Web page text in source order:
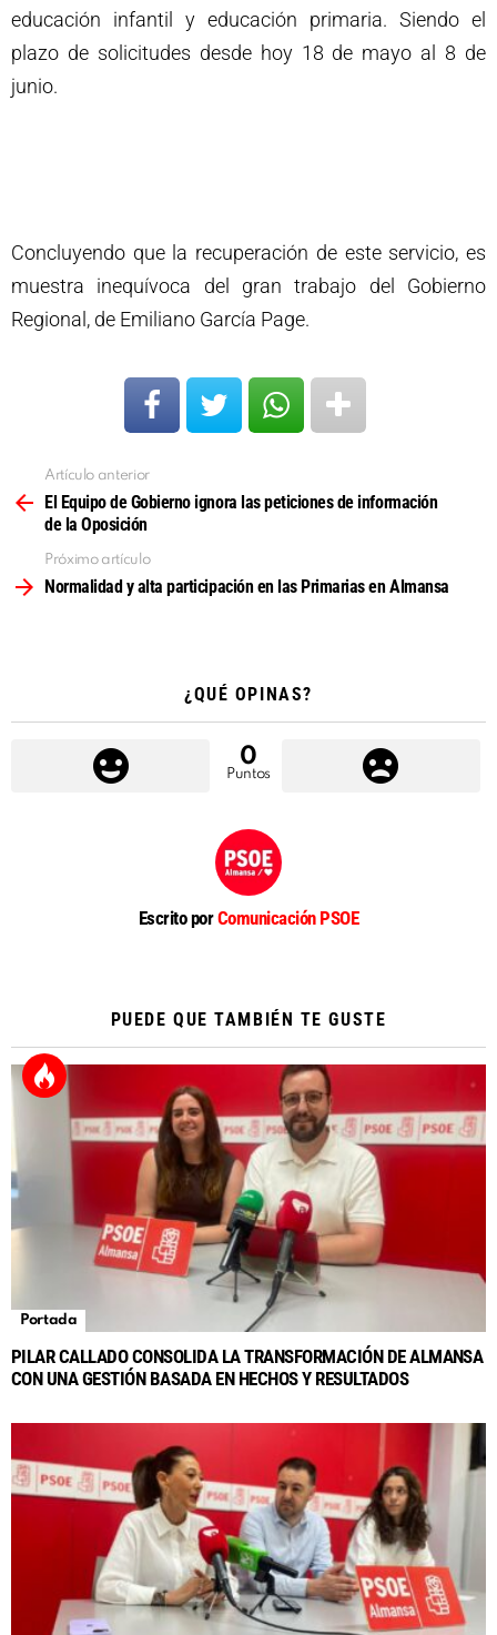
educación infantil y educación primaria. Siendo el
plazo de solicitudes desde hoy 18 de mayo al 8 de
junio.
Concluyendo que la recuperación de este servicio, es
muestra inequívoca del gran trabajo del Gobierno
Regional, de Emiliano García Page.
más
Artículo anterior
El Equipo de Gobierno ignora las peticiones de información
de la Oposición
Próximo artículo
Normalidad y alta participación en las Primarias en Almansa
¿QUÉ OPINAS?
0
Puntos
Escrito porComunicación PSOE
PUEDE QUE TAMBIÉN TE GUSTE
Portada
PILAR CALLADO CONSOLIDA LA TRANSFORMACIÓN DE ALMANSA
CON UNA GESTIÓN BASADA EN HECHOS Y RESULTADOS